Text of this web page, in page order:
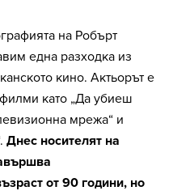
на Робърт
една разходка из
кино. Актьорът е
като „Да убиеш
мрежа“ и
Днес носителят на
от 90 години, но